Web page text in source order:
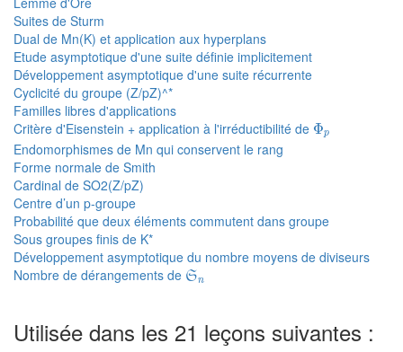
Suites de Sturm
Dual de Mn(K) et application aux hyperplans
Etude asymptotique d'une suite définie implicitement
Développement asymptotique d'une suite récurrente
Cyclicité du groupe (Z/pZ)^*
Familles libres d'applications
Critère d'Eisenstein + application à l'irréductibilité de Φp
Φ
Endomorphismes de Mn qui conservent le rang
Forme normale de Smith
Cardinal de SO2(Z/pZ)
Centre d’un p-groupe
Probabilité que deux éléments commutent dans groupe
Sous groupes finis de K*
Développement asymptotique du nombre moyens de diviseurs
Nombre de dérangements de Sn
Sn
Utilisée dans les 21 leçons suivantes :